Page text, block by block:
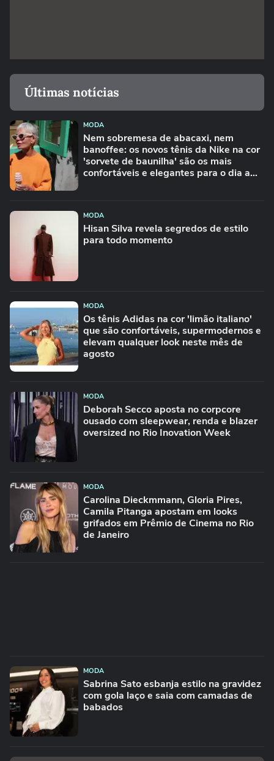
Últimas notícias
MODA
Nem sobremesa de abacaxi, nem
banoffee: os novos tênis da Nike na cor
'sorvete de baunilha' são os mais
confortáveis e elegantes para o dia a
MODA
Hisan Silva revela segredos de estilo
para todo momento
MODA
Os tênis Adidas na cor 'limão italiano'
que são confortáveis, supermodernos e
elevam qualquer look neste mês de
agosto
MODA
Deborah Secco aposta no corpcore
ousado com sleepwear, renda e blazer
oversized no Rio Inovation Week
MODA
Carolina Dieckmmann, Gloria Pires,
Camila Pitanga apostam em looks
grifados em Prêmio de Cinema no Rio
de Janeiro
MODA
Sabrina Sato esbanja estilo na gravidez
com gola laço e saia com camadas de
babados